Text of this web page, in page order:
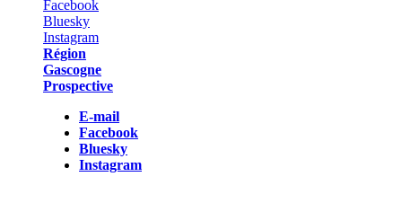
Région
Gascogne
Prospective
E-mail
Facebook
Bluesky
Instagram